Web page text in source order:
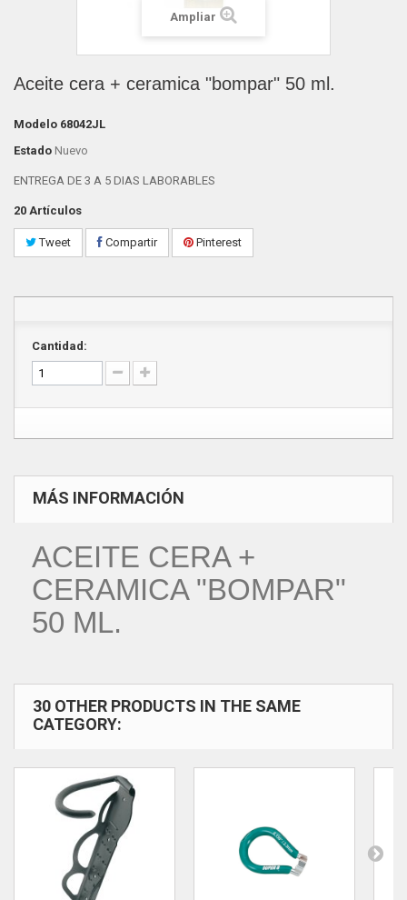
Ampliar
Aceite cera + ceramica "bompar" 50 ml.
Modelo 68042JL
Estado Nuevo
ENTREGA DE 3 A 5 DIAS LABORABLES
20 Artículos
Tweet Compartir Pinterest
Cantidad:
MÁS INFORMACIÓN
ACEITE CERA +
CERAMICA "BOMPAR"
50 ML.
30 OTHER PRODUCTS IN THE SAME
CATEGORY: